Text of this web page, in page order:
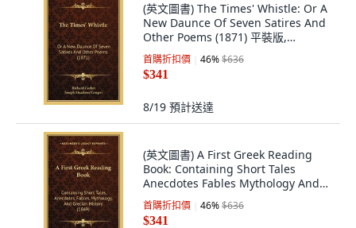
(英文圖書) The Times' Whistle: Or A
New Daunce Of Seven Satires And
Other Poems (1871) 平裝版,
Kessinger Publishing, 英文
首購折扣價 46%$636
$341
8/19 預計送達
(英文圖書) A First Greek Reading
Book: Containing Short Tales
Anecdotes Fables Mythology And
Grecian... 平裝版, Kessinger
Publishing, 英文
首購折扣價 46%$636
$341